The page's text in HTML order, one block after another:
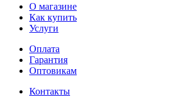
О магазине
Как купить
Услуги
Оплата
Гарантия
Оптовикам
Контакты